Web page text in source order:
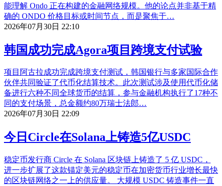
能理解 Ondo 正在构建的金融网络规模。他的论点并非基于精
确的 ONDO 价格目标或时间节点，而是聚焦于…
2026年07月30日 22:10
韩国成功完成Agora项目跨境支付试验
项目阿古拉成功完成跨境支付测试，韩国银行与多家国际合作
伙伴共同验证了代币化结算技术。此次测试涉及使用代币化储
备进行六种不同全球货币的结算，参与金融机构执行了17种不
同的支付场景，总金额约80万瑞士法郎…
2026年07月30日 22:09
今日Circle在Solana上铸造5亿USDC
稳定币发行商 Circle 在 Solana 区块链上铸造了 5 亿 USDC，
进一步扩展了这款锚定美元的稳定币在加密货币行业增长最快
的区块链网络之一上的供应量。 大规模 USDC 铸造事件一直